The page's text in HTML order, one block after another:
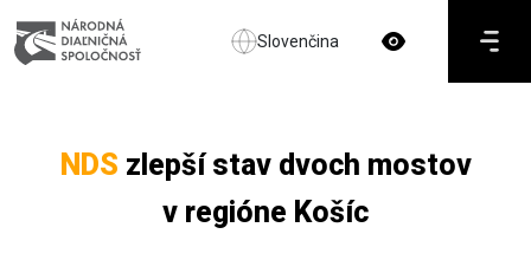
Slovenčina
NDS zlepší stav dvoch mostov
v regióne Košíc